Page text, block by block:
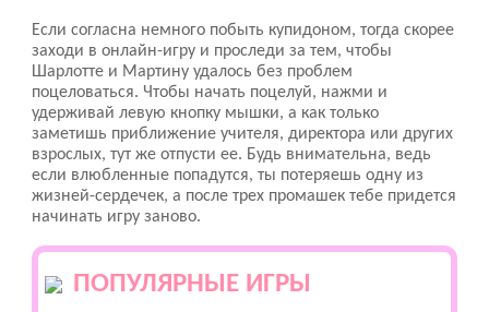
Если согласна немного побыть купидоном, тогда скорее
заходи в онлайн-игру и проследи за тем, чтобы
Шарлотте и Мартину удалось без проблем
поцеловаться. Чтобы начать поцелуй, нажми и
удерживай левую кнопку мышки, а как только
заметишь приближение учителя, директора или других
взрослых, тут же отпусти ее. Будь внимательна, ведь
если влюбленные попадутся, ты потеряешь одну из
жизней-сердечек, а после трех промашек тебе придется
начинать игру заново.
ПОПУЛЯРНЫЕ ИГРЫ